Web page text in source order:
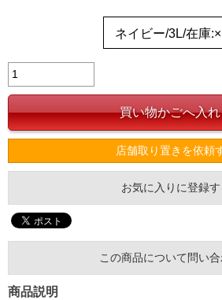
店舗取り置きを依頼
お気に入りに登録す
この商品について問い合
商品説明